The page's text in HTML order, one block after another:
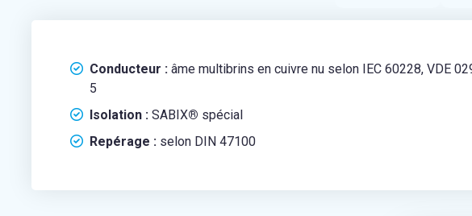
Conducteur :âme multibrins en cuivre nu selon IEC 60228, VDE
5
Isolation :SABIX® spécial
Repérage :selon DIN 47100